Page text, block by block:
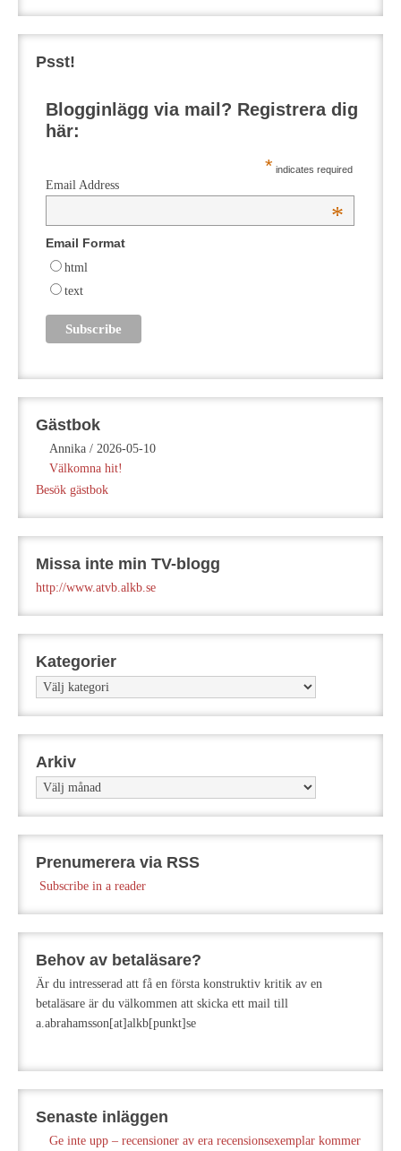
Psst!
Blogginlägg via mail? Registrera dig
här:
* indicates required
Email Address
*
Email Format
html
text
Gästbok
Annika / 2026-05-10
Välkomna hit!
Besök gästbok
Missa inte min TV-blogg
http://www.atvb.alkb.se
Kategorier
Kategorier
Arkiv
Arkiv
Prenumerera via RSS
Subscribe in a reader
Behov av betaläsare?
Är du intresserad att få en första konstruktiv kritik av en
betaläsare är du välkommen att skicka ett mail till
a.abrahamsson[at]alkb[punkt]se
Senaste inläggen
Ge inte upp – recensioner av era recensionsexemplar kommer